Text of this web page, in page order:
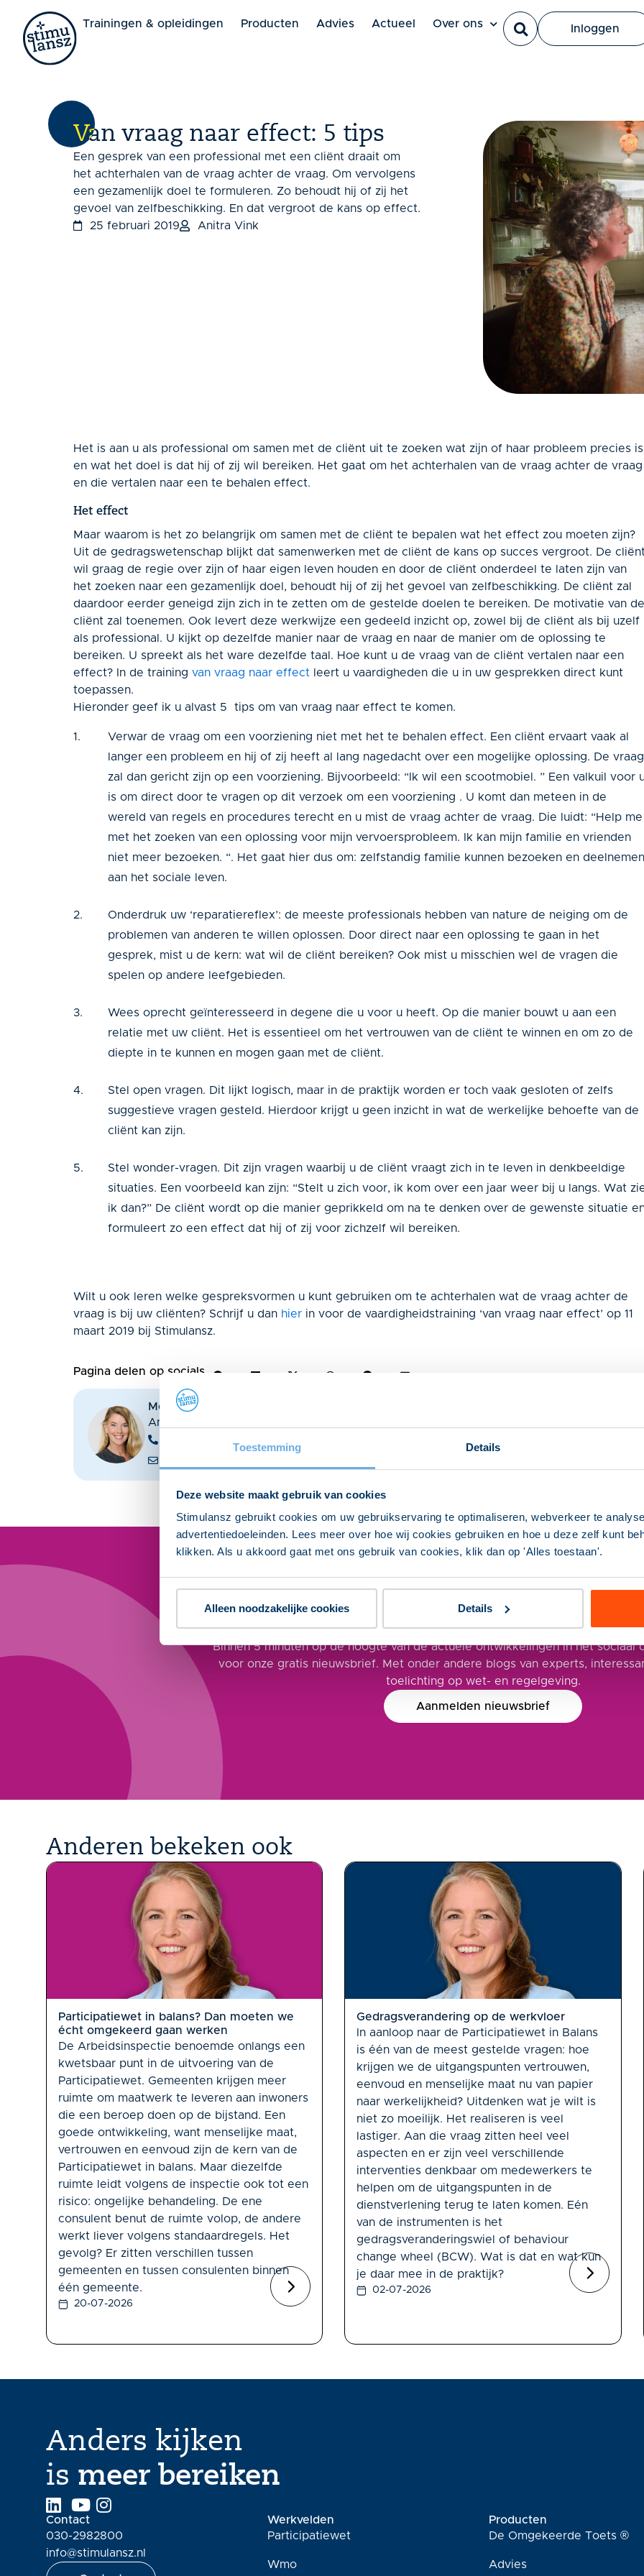
Toestemming Details
Deze website maakt gebruik van cookies
Stimulansz gebruikt cookies om uw gebruikservaring te optimaliseren, webverkeer te
advertentiedoeleinden. Lees meer over hoe wij cookies gebruiken en hoe u deze zelf kunt
klikken. Als u akkoord gaat met ons gebruik van cookies, klik dan op 'Alles toestaan'.
Alleen noodzakelijke cookies Details
Trainingen & opleidingen Producten Advies Actueel Over ons Inloggen
Van vraag naar effect: 5 tips
Een gesprek van een professional met een cliënt draait om
het achterhalen van de vraag achter de vraag. Om vervolgens
een gezamenlijk doel te formuleren. Zo behoudt hij of zij het
gevoel van zelfbeschikking. En dat vergroot de kans op effect.
25 februari 2019
Anitra Vink
Het is aan u als professional om samen met de cliënt uit te zoeken wat zijn of haar probleem precies is
en wat het doel is dat hij of zij wil bereiken. Het gaat om het achterhalen van de vraag achter de vraag
en die vertalen naar een te behalen effect.
Het effect
Maar waarom is het zo belangrijk om samen met de cliënt te bepalen wat het effect zou moeten zijn?
Uit de gedragswetenschap blijkt dat samenwerken met de cliënt de kans op succes vergroot. De
wil graag de regie over zijn of haar eigen leven houden en door de cliënt onderdeel te laten zijn van
het zoeken naar een gezamenlijk doel, behoudt hij of zij het gevoel van zelfbeschikking. De cliënt zal
daardoor eerder geneigd zijn zich in te zetten om de gestelde doelen te bereiken. De motivatie van de
cliënt zal toenemen. Ook levert deze werkwijze een gedeeld inzicht op, zowel bij de cliënt als bij uzelf
als professional. U kijkt op dezelfde manier naar de vraag en naar de manier om de oplossing te
bereiken. U spreekt als het ware dezelfde taal. Hoe kunt u de vraag van de cliënt vertalen naar een
effect? In de training van vraag naar effect leert u vaardigheden die u in uw gesprekken direct kunt
toepassen.
Hieronder geef ik u alvast 5 tips om van vraag naar effect te komen.
Verwar de vraag om een voorziening niet met het te behalen effect. Een cliënt ervaart vaak al
langer een probleem en hij of zij heeft al lang nagedacht over een mogelijke oplossing. De vraag
zal dan gericht zijn op een voorziening. Bijvoorbeeld: “Ik wil een scootmobiel. ” Een valkuil voor
is om direct door te vragen op dit verzoek om een voorziening . U komt dan meteen in de
wereld van regels en procedures terecht en u mist de vraag achter de vraag. Die luidt: “Help me
met het zoeken van een oplossing voor mijn vervoersprobleem. Ik kan mijn familie en vrienden
niet meer bezoeken. “. Het gaat hier dus om: zelfstandig familie kunnen bezoeken en deelnemen
aan het sociale leven.
Onderdruk uw ‘reparatiereflex’: de meeste professionals hebben van nature de neiging om de
problemen van anderen te willen oplossen. Door direct naar een oplossing te gaan in het
gesprek, mist u de kern: wat wil de cliënt bereiken? Ook mist u misschien wel de vragen die
spelen op andere leefgebieden.
Wees oprecht geïnteresseerd in degene die u voor u heeft. Op die manier bouwt u aan een
relatie met uw cliënt. Het is essentieel om het vertrouwen van de cliënt te winnen en om zo de
diepte in te kunnen en mogen gaan met de cliënt.
Stel open vragen. Dit lijkt logisch, maar in de praktijk worden er toch vaak gesloten of zelfs
suggestieve vragen gesteld. Hierdoor krijgt u geen inzicht in wat de werkelijke behoefte van de
cliënt kan zijn.
Stel wonder-vragen. Dit zijn vragen waarbij u de cliënt vraagt zich in te leven in denkbeeldige
situaties. Een voorbeeld kan zijn: “Stelt u zich voor, ik kom over een jaar weer bij u langs. Wat
ik dan?” De cliënt wordt op die manier geprikkeld om na te denken over de gewenste situatie
formuleert zo een effect dat hij of zij voor zichzelf wil bereiken.
Wilt u ook leren welke gespreksvormen u kunt gebruiken om te achterhalen wat de vraag achter de
vraag is bij uw cliënten? Schrijf u dan hier in voor de vaardigheidstraining ‘van vraag naar effect’ op 11
maart 2019 bij Stimulansz.
Pagina delen op socials
Meer weten over dit onderwerp?
Anitra Vink helpt je graag verder.
Nieuwsbrief Sociaal
Binnen 5 minuten op de hoogte van de actuele ontwikkelingen in het sociaal
voor onze gratis nieuwsbrief. Met onder andere blogs van experts,
toelichting op wet- en regelgeving.
Aanmelden nieuwsbrief
Anderen bekeken ook
Participatiewet in balans? Dan moeten we
écht omgekeerd gaan werken
De Arbeidsinspectie benoemde onlangs een
kwetsbaar punt in de uitvoering van de
Participatiewet. Gemeenten krijgen meer
ruimte om maatwerk te leveren aan inwoners
die een beroep doen op de bijstand. Een
goede ontwikkeling, want menselijke maat,
vertrouwen en eenvoud zijn de kern van de
Participatiewet in balans. Maar diezelfde
ruimte leidt volgens de inspectie ook tot een
risico: ongelijke behandeling. De ene
consulent benut de ruimte volop, de andere
werkt liever volgens standaardregels. Het
gevolg? Er zitten verschillen tussen
gemeenten en tussen consulenten binnen
één gemeente.
20-07-2026
Gedragsverandering op de werkvloer
In aanloop naar de Participatiewet in Balans
is één van de meest gestelde vragen: hoe
krijgen we de uitgangspunten vertrouwen,
eenvoud en menselijke maat nu van papier
naar werkelijkheid? Uitdenken wat je wilt is
niet zo moeilijk. Het realiseren is veel
lastiger. Aan die vraag zitten heel veel
aspecten en er zijn veel verschillende
interventies denkbaar om medewerkers te
helpen om de uitgangspunten in de
dienstverlening terug te laten komen. Eén
van de instrumenten is het
gedragsveranderingswiel of behaviour
change wheel (BCW). Wat is dat en wat kun
je daar mee in de praktijk?
02-07-2026
Anders kijken
is meer bereiken
Contact
030-2982800
info@stimulansz.nl
Werkvelden
Participatiewet
Wmo
Producten
De Omgekeerde Toets ®
Advies